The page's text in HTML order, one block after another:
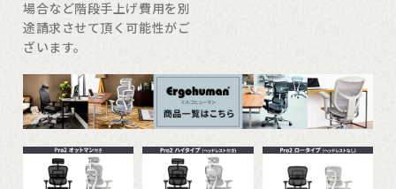
場合など階段手上げ費用を別
途請求させて頂く可能性がご
ざいます。